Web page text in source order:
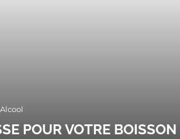
POUR VOTRE BOISSON